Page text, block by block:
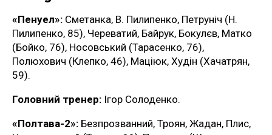
«Пенуел»: Сметанка, В. Пилипенко, Петруніч (Н.
Пилипенко, 85), Череватий, Байрук, Бокулєв, Матко
(Бойко, 76), Носовський (Тарасенко, 76),
Полюхович (Клепко, 46), Маціюк, Худін (Хачатрян,
59).
Головний тренер: Ігор Солоденко.
«Полтава-2»: Безпрозванний, Троян, Жадан, Плис,